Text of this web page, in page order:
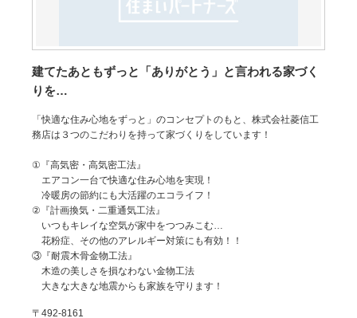
建てたあともずっと「ありがとう」と言われる家づく
りを…
「快適な住み心地をずっと」のコンセプトのもと、株式会社菱信工
務店は３つのこだわりを持って家づくりをしています！
①『高気密・高気密工法』
エアコン一台で快適な住み心地を実現！
冷暖房の節約にも大活躍のエコライフ！
②『計画換気・二重通気工法』
いつもキレイな空気が家中をつつみこむ…
花粉症、その他のアレルギー対策にも有効！！
③『耐震木骨金物工法』
木造の美しさを損なわない金物工法
大きな大きな地震からも家族を守ります！
〒492-8161